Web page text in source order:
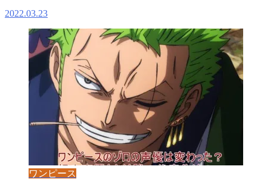
2022.03.23
ワンピース